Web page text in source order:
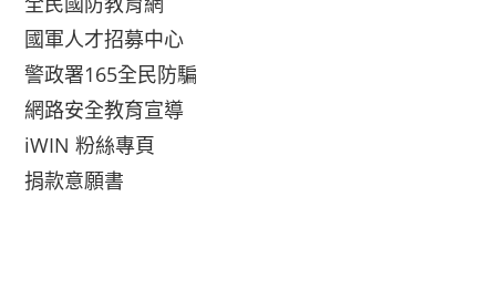
國軍人才招募中心
警政署165全民防騙
網路安全教育宣導
iWIN 粉絲專頁
捐款意願書